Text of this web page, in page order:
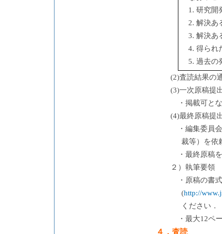
1. 研究開
2. 解決あ
3. 解決あ
4. 得られ
5. 過去の
(2)査読結果の
(3)一次原稿提
・掲載可と
(4)最終原稿提
・編集委員
裁等）を依
・最終原稿
２）執筆要領
・原稿の書
(http://
ください．
・最大12ペ
４．査読